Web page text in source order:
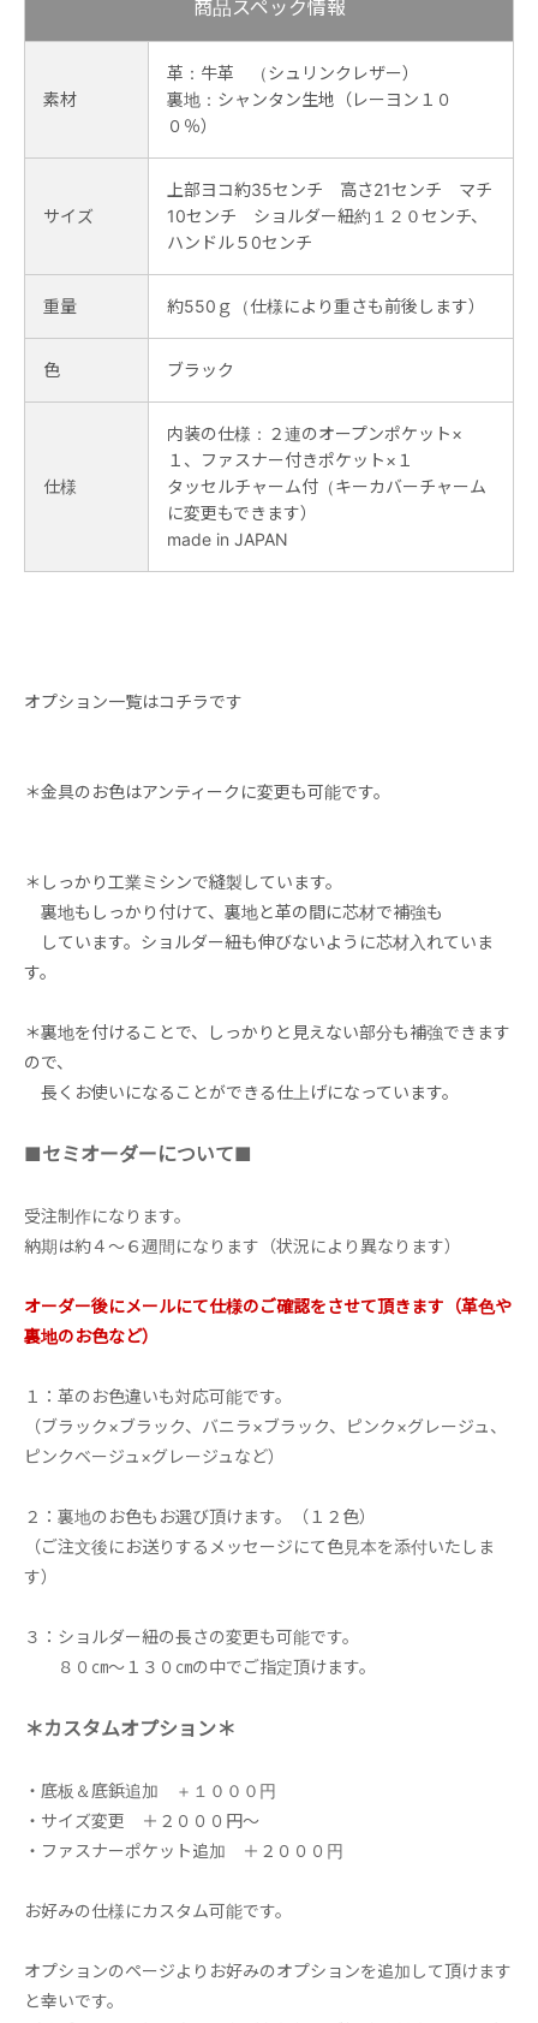
商品スペック情報
素材
革：牛革 （シュリンクレザー）
裏地：シャンタン生地（レーヨン１０
０％）
サイズ
上部ヨコ約35センチ 高さ21センチ マチ
10センチ ショルダー紐約１２０センチ、
ハンドル５0センチ
重量 約550ｇ（仕様により重さも前後します）
色 ブラック
仕様
内装の仕様：２連のオープンポケット×
１、ファスナー付きポケット×１
タッセルチャーム付（キーカバーチャーム
に変更もできます）
made in JAPAN
オプション一覧はコチラです
＊金具のお色はアンティークに変更も可能です。
＊しっかり工業ミシンで縫製しています。
裏地もしっかり付けて、裏地と革の間に芯材で補強も
しています。ショルダー紐も伸びないように芯材入れていま
す。
＊裏地を付けることで、しっかりと見えない部分も補強できます
ので、
長くお使いになることができる仕上げになっています。
■セミオーダーについて■
受注制作になります。
納期は約４～６週間になります（状況により異なります）
オーダー後にメールにて仕様のご確認をさせて頂きます（革色や
裏地のお色など）
１：革のお色違いも対応可能です。
（ブラック×ブラック、バニラ×ブラック、ピンク×グレージュ、
ピンクベージュ×グレージュなど）
２：裏地のお色もお選び頂けます。（１２色）
（ご注文後にお送りするメッセージにて色見本を添付いたしま
す）
３：ショルダー紐の長さの変更も可能です。
８０㎝～１３０㎝の中でご指定頂けます。
＊カスタムオプション＊
・底板＆底鋲追加 ＋１０００円
・サイズ変更 ＋２０００円～
・ファスナーポケット追加 ＋２０００円
お好みの仕様にカスタム可能です。
オプションのページよりお好みのオプションを追加して頂けます
と幸いです。